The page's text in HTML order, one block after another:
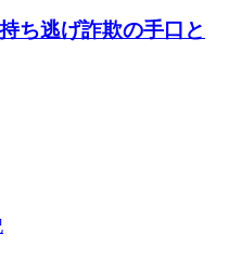
ち逃げ詐欺の手口と